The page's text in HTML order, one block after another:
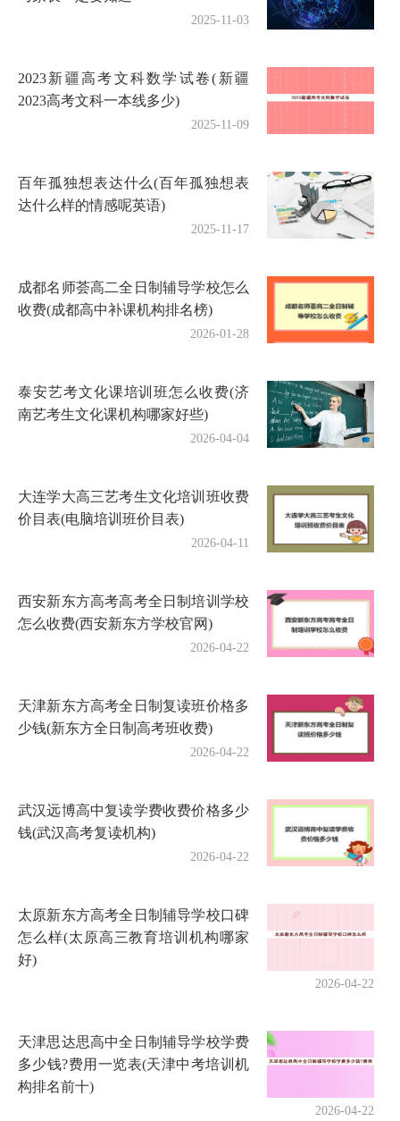
2025-11-03
2023新疆高考文科数学试卷(新疆
2023高考文科一本线多少)
2025-11-09
百年孤独想表达什么(百年孤独想表
达什么样的情感呢英语)
2025-11-17
成都名师荟高二全日制辅导学校怎么
收费(成都高中补课机构排名榜)
2026-01-28
泰安艺考文化课培训班怎么收费(济
南艺考生文化课机构哪家好些)
2026-04-04
大连学大高三艺考生文化培训班收费
价目表(电脑培训班价目表)
2026-04-11
西安新东方高考高考全日制培训学校
怎么收费(西安新东方学校官网)
2026-04-22
天津新东方高考全日制复读班价格多
少钱(新东方全日制高考班收费)
2026-04-22
武汉远博高中复读学费收费价格多少
钱(武汉高考复读机构)
2026-04-22
太原新东方高考全日制辅导学校口碑
怎么样(太原高三教育培训机构哪家
好)
2026-04-22
天津思达思高中全日制辅导学校学费
多少钱?费用一览表(天津中考培训机
构排名前十)
2026-04-22